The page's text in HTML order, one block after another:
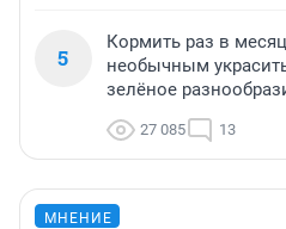
5
Кормить раз в
необычным
зелёное
27 085 13
МНЕНИЕ